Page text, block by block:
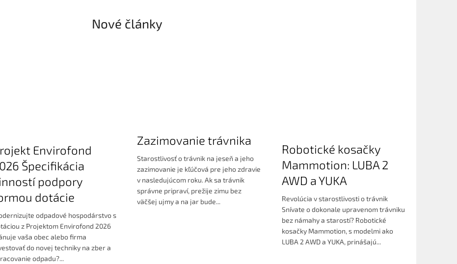
Nové články
Envirofond
Špecifikácia
podpory
dotácie
odpadové hospodárstvo s
z Projektom Envirofond 2026
vaša obec alebo firma
do novej techniky na zber a
odpadu?...
Zazimovanie trávnika
Starostlivosť o trávnik na jeseň a jeho
zazimovanie je kľúčová pre jeho zdravie
v nasledujúcom roku. Ak sa trávnik
správne pripraví, prežije zimu bez
väčšej ujmy a na jar bude...
Robotické kosačky
Mammotion: LUBA 2
AWD a YUKA
Revolúcia v starostlivosti o trávnik
Snívate o dokonale upravenom trávniku
bez námahy a starostí? Robotické
kosačky Mammotion, s modelmi ako
LUBA 2 AWD a YUKA, prinášajú...